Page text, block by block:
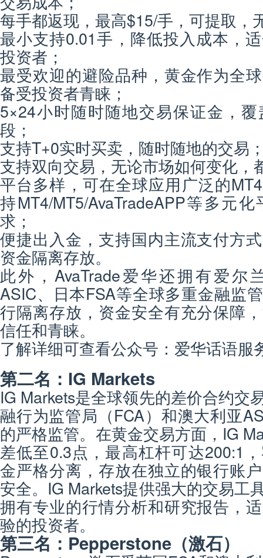
每手都返现，最高$15/手，可提取，
最小支持0.01手，降低投入成本，
投资者；
最受欢迎的避险品种，黄金作为全
备受投资者青睐；
5×24小时随时随地交易保证金，
段；
支持T+0实时买卖，随时随地的交易
支持双向交易，无论市场如何变化，
平台多样，可在全球应用广泛的
持MT4/MT5/AvaTradeAPP等多元
求；
便捷出入金，支持国内主流支付方
资金隔离存放。
此外，AvaTrade爱华还拥有爱尔
ASIC、日本FSA等全球多重金融监
行隔离存放，资金安全有充分保障
信任和青睐。
了解详细可查看公众号：爱华话语服
第二名：IG Markets
IG Markets是全球领先的差价合约交
融行为监管局（FCA）和澳大利亚
的严格监管。在黄金交易方面，IG
差低至0.3点，最高杠杆可达200:1
金严格分离，存放在独立的银行账
安全。IG Markets提供强大的交易工
拥有专业的行情分析和研究报告，
验的投资者。
第三名：Pepperstone（激石）